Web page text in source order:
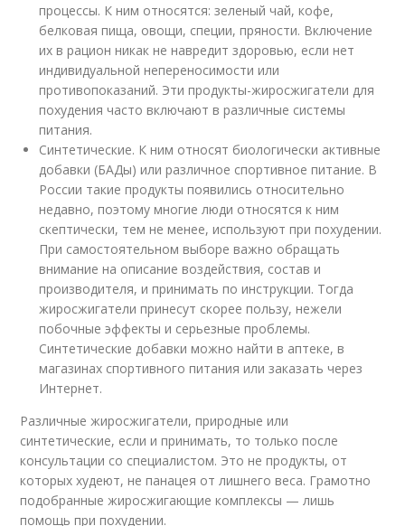
процессы. К ним относятся: зеленый чай, кофе,
белковая пища, овощи, специи, пряности. Включение
их в рацион никак не навредит здоровью, если нет
индивидуальной непереносимости или
противопоказаний. Эти продукты-жиросжигатели для
похудения часто включают в различные системы
питания.
Синтетические. К ним относят биологически активные
добавки (БАДы) или различное спортивное питание. В
России такие продукты появились относительно
недавно, поэтому многие люди относятся к ним
скептически, тем не менее, используют при похудении.
При самостоятельном выборе важно обращать
внимание на описание воздействия, состав и
производителя, и принимать по инструкции. Тогда
жиросжигатели принесут скорее пользу, нежели
побочные эффекты и серьезные проблемы.
Синтетические добавки можно найти в аптеке, в
магазинах спортивного питания или заказать через
Интернет.
Различные жиросжигатели, природные или
синтетические, если и принимать, то только после
консультации со специалистом. Это не продукты, от
которых худеют, не панацея от лишнего веса. Грамотно
подобранные жиросжигающие комплексы — лишь
помощь при похудении.